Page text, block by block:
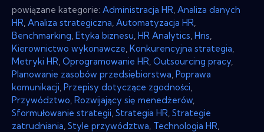
powiązane kategorie: Administracja HR Analiza danych
HR Analiza strategiczna Automatyzacja HR
Benchmarking Etyka biznesu HR Analytics Hris
Kierownictwo wykonawcze Konkurencyjna strategia
Metryki HR Oprogramowanie HR Outsourcing pracy
Planowanie zasobów przedsiębiorstwa Poprawa
komunikacji Przepisy dotyczące zgodności
Przywództwo Rozwijający się menedżerów
Sformułowanie strategii Strategia HR Strategie
zatrudniania Style przywództwa Technologia HR